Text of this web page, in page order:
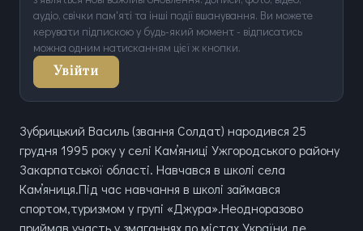
аудіо, свічки пам'яті та інші події вшанування. Ви можете
керувати підпискою у будь-який момент - відписатись
можна одним натисканням цієї ж кнопки.
Увійти
Зубрицький Василь (звання Солдат) народився 25
грудня 1995 року у селі Камʼяниці Ужгородського району
Закарпатської області. Навчався в школі села
Камʼяниця.Під час навчання в школі займався
спортом,туризмом у групі «Джура».Неодноразово
приймав участь у змаганнях по містах України,де